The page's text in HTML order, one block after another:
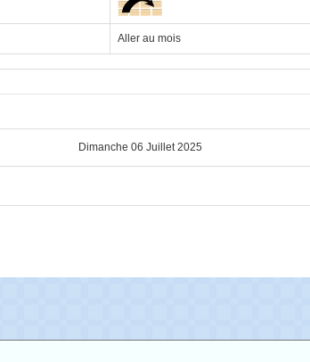
Aller au mois
Dimanche 06 Juillet 2025